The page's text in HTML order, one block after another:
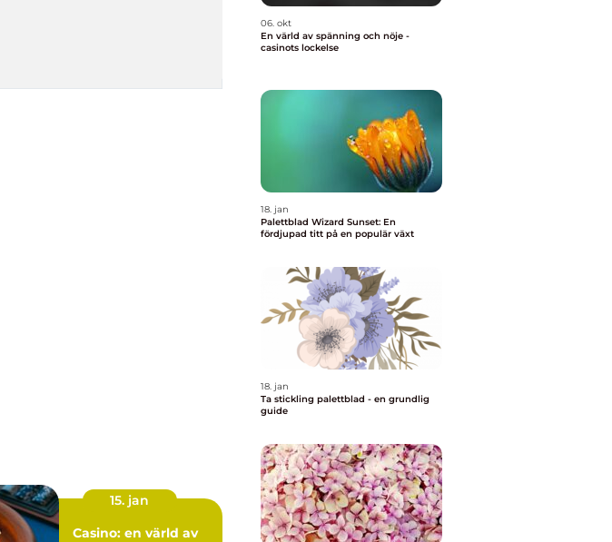
15. jan
Casino: en värld av
06. okt
En värld av spänning och nöje -
casinots lockelse
18. jan
Palettblad Wizard Sunset: En
fördjupad titt på en populär växt
18. jan
Ta stickling palettblad - en grundlig
guide